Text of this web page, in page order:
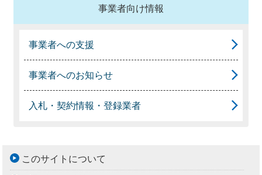
事業者向け情報
事業者への支援
事業者へのお知らせ
入札・契約情報・登録業者
このサイトについて